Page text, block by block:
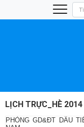
LỊCH TRỰC_HÈ 2014
PHÒNG GD&ĐT DẦU